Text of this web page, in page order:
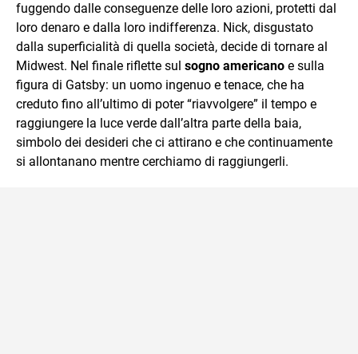
fuggendo dalle conseguenze delle loro azioni, protetti dal
loro denaro e dalla loro indifferenza. Nick, disgustato
dalla superficialità di quella società, decide di tornare al
Midwest. Nel finale riflette sul sogno americano e sulla
figura di Gatsby: un uomo ingenuo e tenace, che ha
creduto fino all’ultimo di poter “riavvolgere” il tempo e
raggiungere la luce verde dall’altra parte della baia,
simbolo dei desideri che ci attirano e che continuamente
si allontanano mentre cerchiamo di raggiungerli.